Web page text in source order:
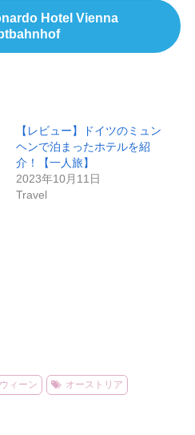
Hotel Vienna
【レビュー】ドイツのミュン
ヘンで泊まったホテルを紹
介！【一人旅】
2023年10月11日
Travel
ウィーン
オーストリア